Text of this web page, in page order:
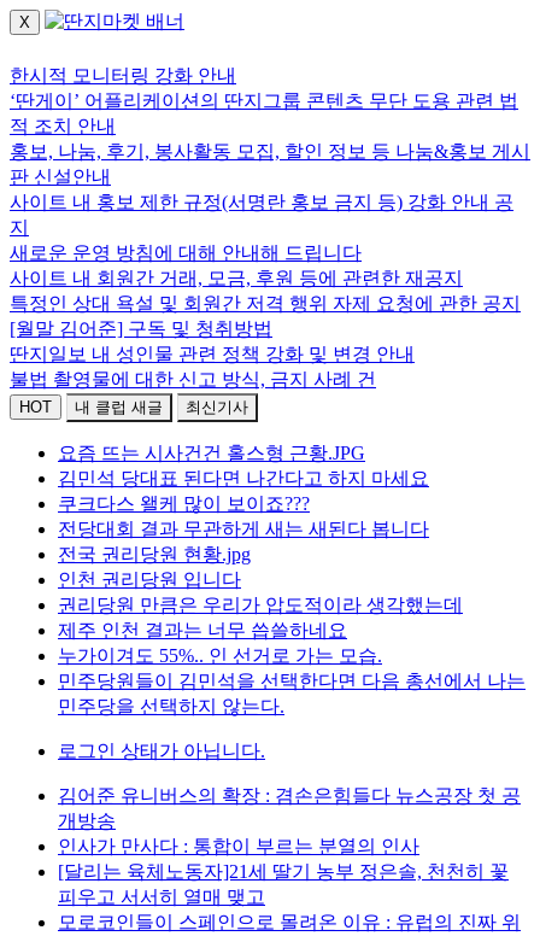
X
한시적 모니터링 강화 안내
‘딴게이’ 어플리케이션의 딴지그룹 콘텐츠 무단 도용 관련 법
적 조치 안내
홍보, 나눔, 후기, 봉사활동 모집, 할인 정보 등 나눔&홍보 게시
판 신설안내
사이트 내 홍보 제한 규정(서명란 홍보 금지 등) 강화 안내 공
지
새로운 운영 방침에 대해 안내해 드립니다
사이트 내 회원간 거래, 모금, 후원 등에 관련한 재공지
특정인 상대 욕설 및 회원간 저격 행위 자제 요청에 관한 공지
[월말 김어준] 구독 및 청취방법
딴지일보 내 성인물 관련 정책 강화 및 변경 안내
불법 촬영물에 대한 신고 방식, 금지 사례 건
HOT 내 클럽 새글 최신기사
요즘 뜨는 시사건건 홀스형 근황.JPG
김민석 당대표 된다면 나간다고 하지 마세요
쿠크다스 왤케 많이 보이죠???
전당대회 결과 무관하게 새는 새된다 봅니다
전국 권리당원 현황.jpg
인천 권리당원 입니다
권리당원 만큼은 우리가 압도적이라 생각했는데
제주 인천 결과는 너무 씁쓸하네요
누가이겨도 55%.. 인 선거로 가는 모습.
민주당원들이 김민석을 선택한다면 다음 총선에서 나는
민주당을 선택하지 않는다.
로그인 상태가 아닙니다.
김어준 유니버스의 확장 : 겸손은힘들다 뉴스공장 첫 공
개방송
인사가 만사다 : 통합이 부르는 분열의 인사
[달리는 육체노동자]21세 딸기 농부 정은솔, 천천히 꽃
피우고 서서히 열매 맺고
모로코인들이 스페인으로 몰려온 이유 : 유럽의 진짜 위